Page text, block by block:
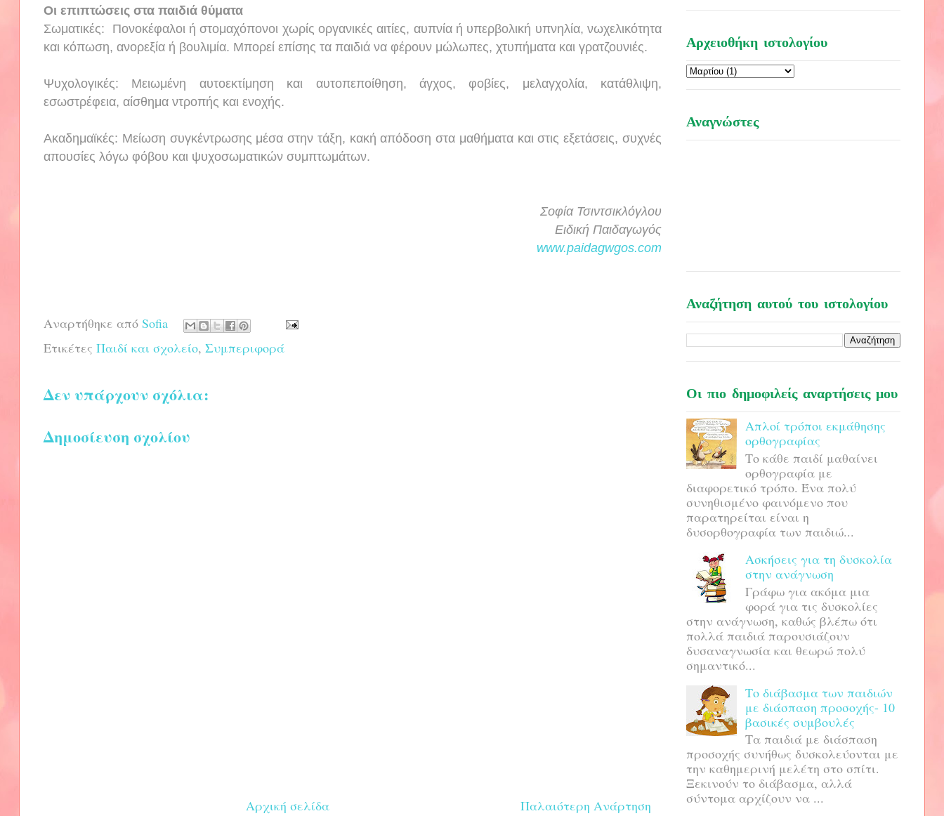
Οι επιπτώσεις στα παιδιά θύματα
Σωματικές: Πονοκέφαλοι ή στομαχόπονοι χωρίς οργανικές αιτίες, αυπνία ή υπερβολική υπνηλία, νωχελικότητα
και κόπωση, ανορεξία ή βουλιμία. Μπορεί επίσης τα παιδιά να φέρουν μώλωπες, χτυπήματα και γρατζουνιές.
Ψυχολογικές: Μειωμένη αυτοεκτίμηση και αυτοπεποίθηση, άγχος, φοβίες, μελαγχολία, κατάθλιψη,
εσωστρέφεια, αίσθημα ντροπής και ενοχής.
Ακαδημαϊκές: Μείωση συγκέντρωσης μέσα στην τάξη, κακή απόδοση στα μαθήματα και στις εξετάσεις, συχνές
απουσίες λόγω φόβου και ψυχοσωματικών συμπτωμάτων.
Σοφία Τσιντσικλόγλου
Ειδική Παιδαγωγός
www.paidagwgos.com
Αναρτήθηκε από Sofia
Ετικέτες Παιδί και σχολείο, Συμπεριφορά
Δεν υπάρχουν σχόλια:
Δημοσίευση σχολίου
Παλαιότερη Ανάρτηση
Αρχική σελίδα
Αρχειοθήκη ιστολογίου
Αναγνώστες
Αναζήτηση αυτού του ιστολογίου
Οι πιο δημοφιλείς αναρτήσεις μου
Απλοί τρόποι εκμάθησης
ορθογραφίας
Το κάθε παιδί μαθαίνει
ορθογραφία με
διαφορετικό τρόπο. Ένα πολύ
συνηθισμένο φαινόμενο που
παρατηρείται είναι η
δυσορθογραφία των παιδιώ...
Ασκήσεις για τη δυσκολία
στην ανάγνωση
Γράφω για ακόμα μια
φορά για τις δυσκολίες
στην ανάγνωση, καθώς βλέπω ότι
πολλά παιδιά παρουσιάζουν
δυσαναγνωσία και θεωρώ πολύ
σημαντικό...
Το διάβασμα των παιδιών
με διάσπαση προσοχής- 10
βασικές συμβουλές
Τα παιδιά με διάσπαση
προσοχής συνήθως δυσκολεύονται με
την καθημερινή μελέτη στο σπίτι.
Ξεκινούν το διάβασμα, αλλά
σύντομα αρχίζουν να ...